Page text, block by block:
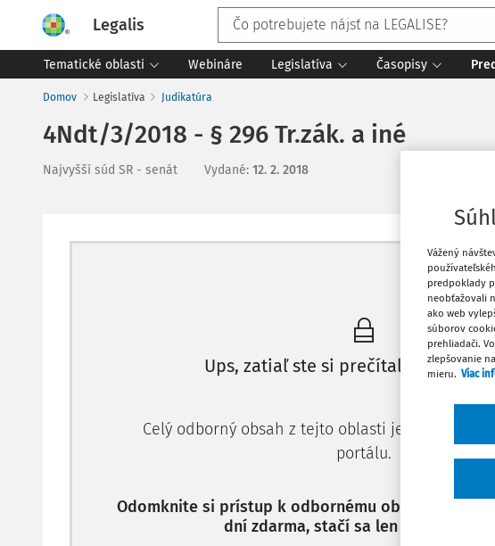
Legalis
Tematické oblasti Webináre Legislatíva Časopisy
Domov Legislatíva Judikatúra
4Ndt/3/2018 - § 296 Tr.zák. a iné
Najvyšší súd SR - senát Vydané: 12. 2. 2018
Máte
Ups, zatiaľ ste si prečítali len
Celý odborný obsah z tejto oblasti je dostupný
portálu.
Odomknite si prístup k odbornému obsahu a
dní zdarma, stačí sa len zaregistrovať.
Vážený
predpoklady
neobťažovali
ako web
súborov
prehliadači.
zlepšovanie
mieru. Viac